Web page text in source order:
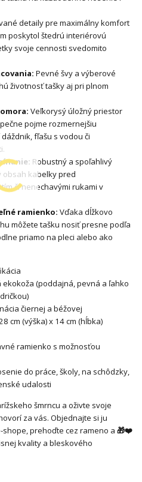
detaily pre maximálny komfort
poskytol štedrú interiérovú
svoje cennosti svedomito
Pevné švy a výberové
životnosť tašky aj pri plnom
Veľkorysý úložný priestor
pojme rozmernejšiu
fľašu s vodou či
Robustný a spoľahlivý
obsah kabelky pred
či nenechavými rukami v
ramienko: Vďaka dĺžkovo
môžete tašku nosiť presne podľa
priamo na pleci alebo ako
(poddajná, pevná a ľahko
čiernej a béžovej
cm (výška) x 14 cm (hĺbka)
ramienko s možnosťou
do práce, školy, na schôdzky,
udalosti
šmrncu a oživte svoje
za vás. Objednajte si ju
prehoďte cez rameno a 🎁❤️
kvality a bleskového